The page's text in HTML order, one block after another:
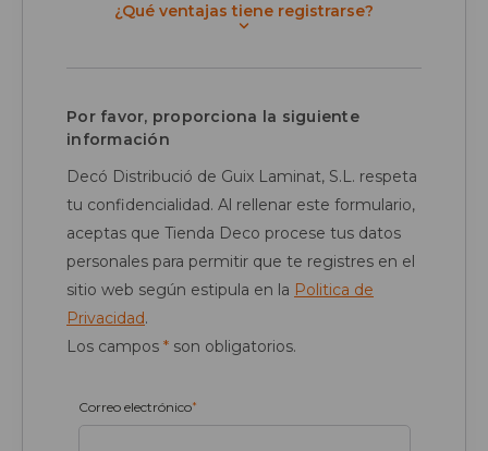
¿Qué ventajas tiene registrarse?
Por favor, proporciona la siguiente
información
Decó Distribució de Guix Laminat, S.L. respeta
tu confidencialidad. Al rellenar este formulario,
aceptas que Tienda Deco procese tus datos
personales para permitir que te registres en el
sitio web según estipula en la Politica de
Privacidad.
Los campos * son obligatorios.
Correo electrónico*